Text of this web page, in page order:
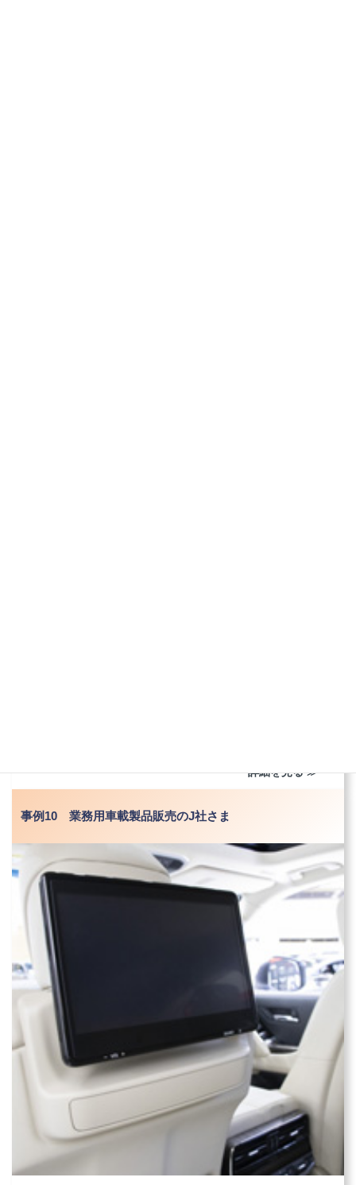
詳細を見る ≫
事例10 業務用車載製品販売のJ社さま